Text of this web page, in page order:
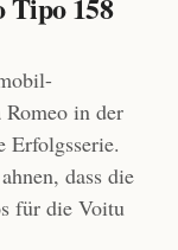
in der
Erfolgsserie.
dass die
für die Voitu